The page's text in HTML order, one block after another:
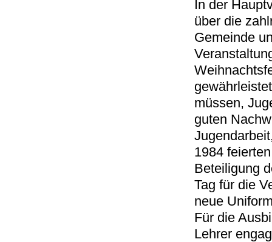
In der
über die
Gemeinde
müssen,
guten
1984
Beteiligung
Tag für die
neue
Für die
Lehrer